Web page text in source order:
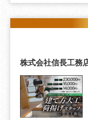
株式会社信長工務